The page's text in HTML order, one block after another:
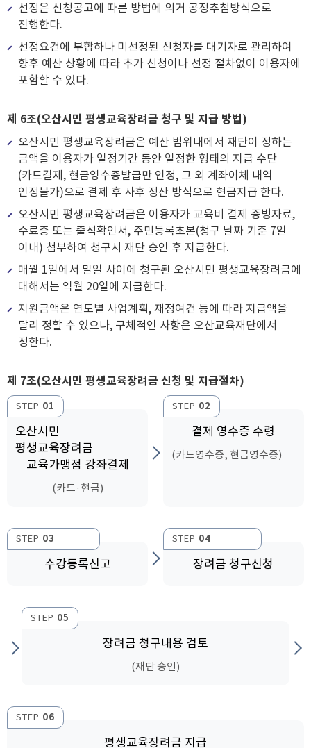
선정은 신청공고에 따른 방법에 의거 공정추첨방식으로
진행한다.
선정요건에 부합하나 미선정된 신청자를 대기자로 관리하여
향후 예산 상황에 따라 추가 신청이나 선정 절차없이 이용자에
포함할 수 있다.
제 6조(오산시민 평생교육장려금 청구 및 지급 방법)
오산시민 평생교육장려금은 예산 범위내에서 재단이 정하는
금액을 이용자가 일정기간 동안 일정한 형태의 지급 수단
(카드결제, 현금영수증발급만 인정, 그 외 계좌이체 내역
인정불가)으로 결제 후 사후 정산 방식으로 현금지급 한다.
오산시민 평생교육장려금은 이용자가 교육비 결제 증빙자료,
수료증 또는 출석확인서, 주민등록초본(청구 날짜 기준 7일
이내) 첨부하여 청구시 재단 승인 후 지급한다.
매월 1일에서 말일 사이에 청구된 오산시민 평생교육장려금에
대해서는 익월 20일에 지급한다.
지원금액은 연도별 사업계획, 재정여건 등에 따라 지급액을
달리 정할 수 있으나, 구체적인 사항은 오산교육재단에서
정한다.
제 7조(오산시민 평생교육장려금 신청 및 지급절차)
STEP 01
오산시민
평생교육장려금
교육가맹점 강좌결제
(카드·현금)
STEP 02
결제 영수증 수령
(카드영수증, 현금영수증)
STEP 03
수강등록신고
STEP 04
장려금 청구신청
STEP 05
장려금 청구내용 검토
(재단 승인)
STEP 06
평생교육장려금 지급